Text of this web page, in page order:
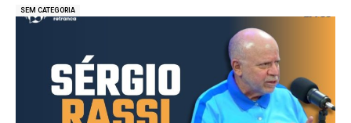
SEM CATEGORIA